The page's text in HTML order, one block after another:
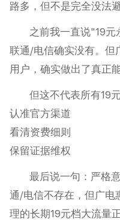
路多，但不是完全没法避
之前我一直说"19
联通/电信确实没有。但
用户，确实做出了真正
但这不代表所有19
认准官方渠道
看清资费细则
保留证据维权
最后说一句：严格
通/电信不存在，但广电
理的长期19元档大流量